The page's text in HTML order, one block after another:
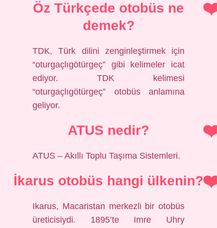
Öz Türkçede otobüs ne
demek?
TDK, Türk dilini zenginleştirmek için
“oturgaçlıgötürgeç” gibi kelimeler icat
ediyor. TDK kelimesi
“oturgaçlıgötürgeç” otobüs anlamına
geliyor.
ATUS nedir?
ATUS – Akıllı Toplu Taşıma Sistemleri.
İkarus otobüs hangi ülkenin?
Ikarus, Macaristan merkezli bir otobüs
üreticisiydi. 1895’te Imre Uhry